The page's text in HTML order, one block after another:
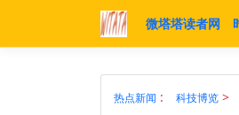
微塔塔读者网
热点新闻 : 科技博览>